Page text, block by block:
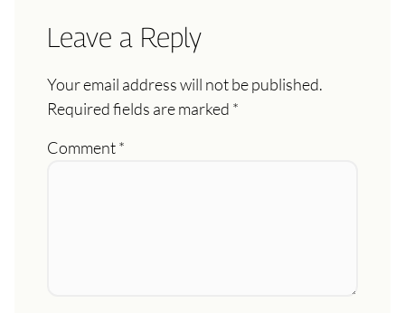
Leave a Reply
Your email address will not be published.
Required fields are marked *
Comment*